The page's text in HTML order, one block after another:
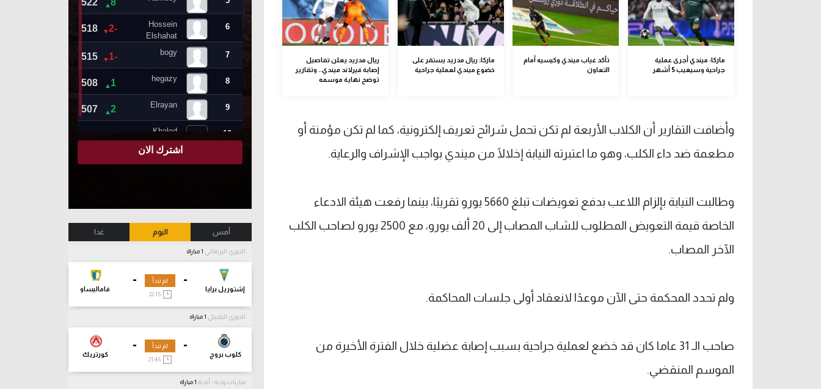
ماركا: ميندي أجرى عملية
جراحية وسيغيب 5 أشهر
تأكد غياب ميندي وكيسيه أمام
التعاون
ماركا: ريال مدريد يستقر على
خضوع ميندي لعملية جراحية
ريال مدريد يعلن تفاصيل
إصابة فيرلاند ميندي.. وتقارير
توضح نهاية موسمه
وأضافت التقارير أن الكلاب الأربعة لم تكن تحمل شرائح تعريف إلكترونية، كما لم تكن مؤمنة أو
مطعمة ضد داء الكلب، وهو ما اعتبرته النيابة إخلالًا من ميندي بواجب الإشراف والرعاية.
وطالبت النيابة بإلزام اللاعب بدفع تعويضات تبلغ 5660 يورو تقريبًا، بينما رفعت هيئة الادعاء
الخاصة قيمة التعويض المطلوب للشاب المصاب إلى 20 ألف يورو، مع 2500 يورو لصاحب الكلب
الآخر المصاب.
ولم تحدد المحكمة حتى الآن موعدًا لانعقاد أولى جلسات المحاكمة.
صاحب الـ 31 عاما كان قد خضع لعملية جراحية بسبب إصابة عضلية خلال الفترة الأخيرة من
الموسم المنقضي.
أمس اليوم غدا
الدوري البرتغالي
-
إشتوريل برايا
-
فاماليساو
لم تبدأ
22:15
الدوري البلجيكي
-
كلوب بروج
-
كورتريك
لم تبدأ
مباريات ودية - أندية